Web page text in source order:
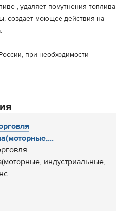
, удаляет помутнения топлива
создает моющее действия на
при необходимости
индустриальные,